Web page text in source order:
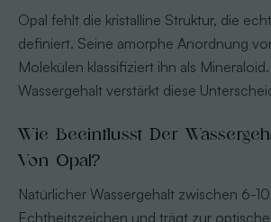
Opal fehlt die kristalline Struktur, die
definiert. Seine amorphe Anordnung
Molekülen klassifiziert ihn als
Wassergehalt verstärkt diese
Wie Beeinflusst Der
Von Opal?
Natürlicher Wassergehalt zwischen 6-
Echtheitszeichen und trägt zur